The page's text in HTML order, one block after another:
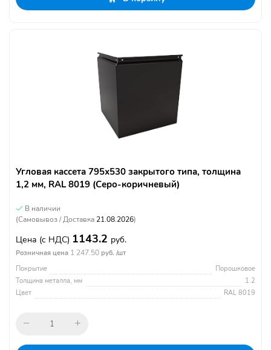
Угловая кассета 795х530 закрытого типа, толщина
1,2 мм, RAL 8019 (Серо-коричневый)
В наличии
(Самовывоз / Доставка 21.08.2026)
Цена (с НДС) 1143.2 руб.
Розничная цена 1 247.50 руб. /шт
Покрытие
Порошковое
Толщина металла, мм
1.2
Цвет
RAL 8019